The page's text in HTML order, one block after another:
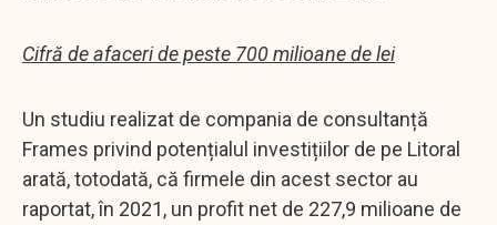
Cifră de afaceri de peste 700 milioane de lei
Un studiu realizat de compania de consultanță
Frames privind potențialul investițiilor de pe Litoral
arată, totodată, că firmele din acest sector au
raportat, în 2021, un profit net de 227,9 milioane de